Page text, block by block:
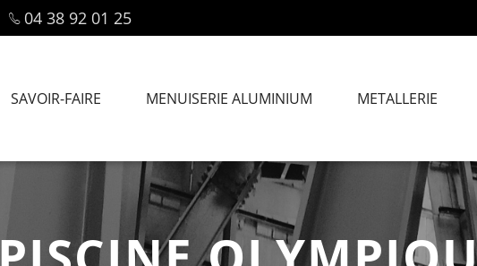
04 38 92 01 25
SAVOIR-FAIRE MENUISERIE ALUMINIUM METALLERIE